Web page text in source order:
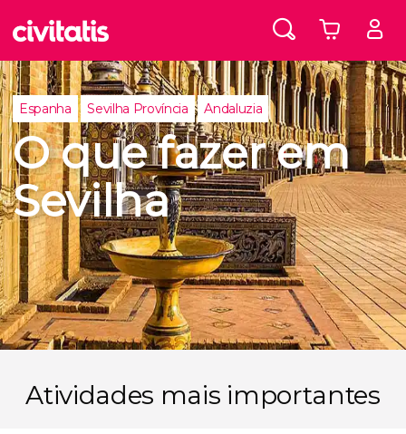
Espanha Sevilha Província Andaluzia
O que fazer em
Sevilha
Atividades mais importantes